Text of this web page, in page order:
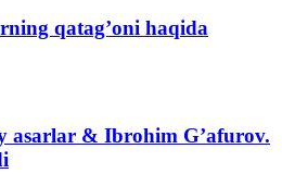
qatag’oni haqida
& Ibrohim G’afurov.